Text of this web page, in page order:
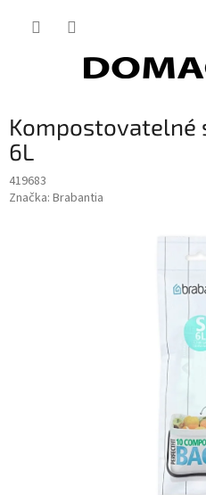
Kompostovatelné
6L
419683
Značka: Brabantia